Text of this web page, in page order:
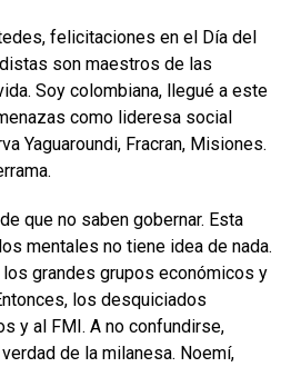
felicitaciones en el Día del
son maestros de las
Soy colombiana, llegué a este
como lideresa social
Yaguaroundi, Fracran, Misiones.
que no saben gobernar. Esta
mentales no tiene idea de nada.
grandes grupos económicos y
los desquiciados
y al FMI. A no confundirse,
de la milanesa. Noemí,